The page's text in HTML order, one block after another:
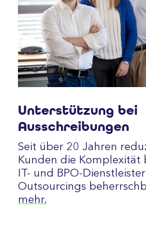
Unterstützung bei
Ausschreibungen
Seit über 20 Jahren
Kunden die Komplexität
IT- und BPO-
Outsourcings
mehr.